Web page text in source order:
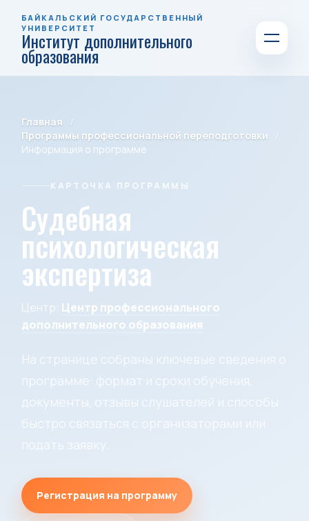
БАЙКАЛЬСКИЙ ГОСУДАРСТВЕННЫЙ
УНИВЕРСИТЕТ
Институт дополнительного
образования
Главная
Программы профессиональной переподготовки
Информация о программе
КАРТОЧКА ПРОГРАММЫ
Судебная
психологическая
экспертиза
Центр: Центр профессионального
дополнительного образования
На странице собраны ключевые сведения о
программе: формат и сроки обучения,
документы, отзывы слушателей и способы
быстро связаться с организаторами или
подать заявку.
Регистрация на программу